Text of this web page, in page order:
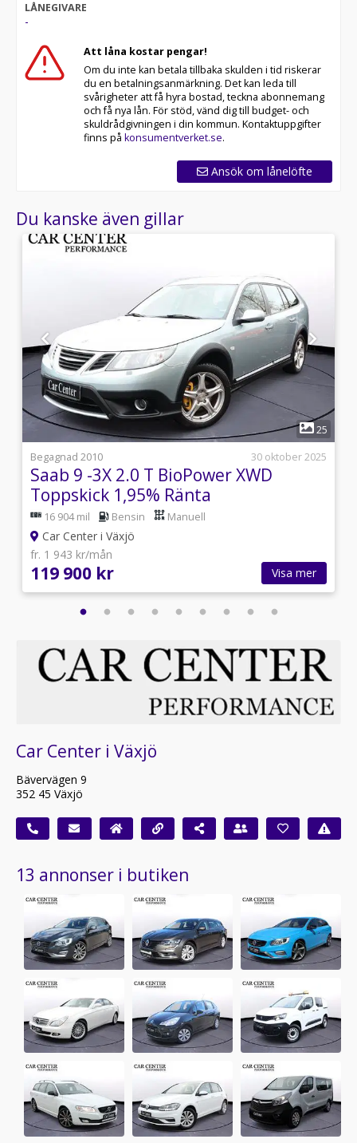
LÅNEGIVARE
-
Att låna kostar pengar!
Om du inte kan betala tillbaka skulden i tid riskerar
du en betalningsanmärkning. Det kan leda till
svårigheter att få hyra bostad, teckna abonnemang
och få nya lån. För stöd, vänd dig till budget- och
skuldrådgivningen i din kommun. Kontaktuppgifter
finns på konsumentverket.se.
Ansök om lånelöfte
Du kanske även gillar
25
Begagnad 2010
30 oktober 2025
Saab 9 -3X 2.0 T BioPower XWD
Toppskick 1,95% Ränta
16 904 mil Bensin Manuell
Car Center i Växjö
fr. 1 943 kr/mån
119 900 kr Visa mer
Car Center i Växjö
Bävervägen 9
352 45 Växjö
13 annonser i butiken